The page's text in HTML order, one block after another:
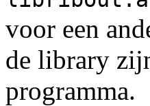
voor een
de library
programma.